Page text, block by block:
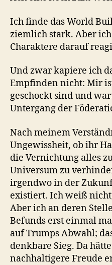
Ich finde das World
ziemlich stark. Aber
Charaktere darauf
Und zwar kapiere ich
Empfinden nicht: Mir
geschockt sind und
Untergang der
Nach meinem
Ungewissheit, ob ihr
die Vernichtung alles
Universum zu
irgendwo in der
existiert. Ich weiß
Aber ich an deren
Befunds erst einmal
auf Trumps Abwahl;
denkbare Sieg. Da
nachhaltigere Freude